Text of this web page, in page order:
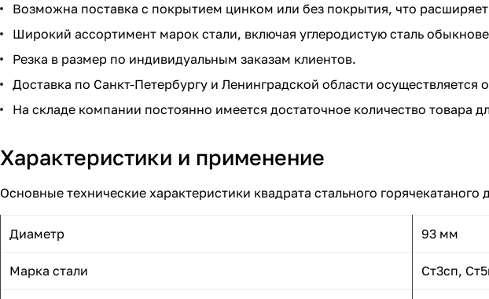
Возможна поставка с покрытием цинком или без покрытия, что
Широкий ассортимент марок стали, включая углеродистую сталь
Резка в размер по индивидуальным заказам клиентов.
Доставка по Санкт-Петербургу и Ленинградской области осуществляется
На складе компании постоянно имеется достаточное количество товара
Характеристики и применение
Основные технические характеристики квадрата стального
Диаметр 93 мм
Марка стали Ст3сп,